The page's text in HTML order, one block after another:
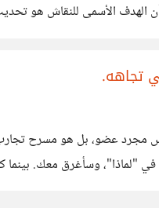
تجاهه.
في "لماذا"، وسأغرق معك.